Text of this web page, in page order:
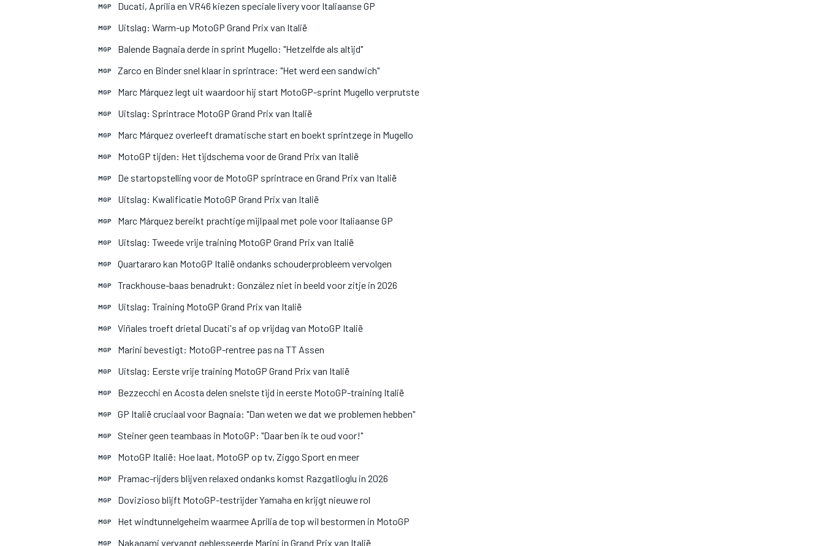
MGP Ducati, Aprilia en VR46 kiezen speciale livery voor Italiaanse GP
MGP Uitslag: Warm-up MotoGP Grand Prix van Italië
MGP Balende Bagnaia derde in sprint Mugello: "Hetzelfde als altijd"
MGP Zarco en Binder snel klaar in sprintrace: "Het werd een sandwich"
MGP Marc Márquez legt uit waardoor hij start MotoGP-sprint Mugello verprutste
MGP Uitslag: Sprintrace MotoGP Grand Prix van Italië
MGP Marc Márquez overleeft dramatische start en boekt sprintzege in Mugello
MGP MotoGP tijden: Het tijdschema voor de Grand Prix van Italië
MGP De startopstelling voor de MotoGP sprintrace en Grand Prix van Italië
MGP Uitslag: Kwalificatie MotoGP Grand Prix van Italië
MGP Marc Márquez bereikt prachtige mijlpaal met pole voor Italiaanse GP
MGP Uitslag: Tweede vrije training MotoGP Grand Prix van Italië
MGP Quartararo kan MotoGP Italië ondanks schouderprobleem vervolgen
MGP Trackhouse-baas benadrukt: González niet in beeld voor zitje in 2026
MGP Uitslag: Training MotoGP Grand Prix van Italië
MGP Viñales troeft drietal Ducati's af op vrijdag van MotoGP Italië
MGP Marini bevestigt: MotoGP-rentree pas na TT Assen
MGP Uitslag: Eerste vrije training MotoGP Grand Prix van Italië
MGP Bezzecchi en Acosta delen snelste tijd in eerste MotoGP-training Italië
MGP GP Italië cruciaal voor Bagnaia: "Dan weten we dat we problemen hebben"
MGP Steiner geen teambaas in MotoGP: "Daar ben ik te oud voor!"
MGP MotoGP Italië: Hoe laat, MotoGP op tv, Ziggo Sport en meer
MGP Pramac-rijders blijven relaxed ondanks komst Razgatlioglu in 2026
MGP Dovizioso blijft MotoGP-testrijder Yamaha en krijgt nieuwe rol
MGP Het windtunnelgeheim waarmee Aprilia de top wil bestormen in MotoGP
MGP Nakagami vervangt geblesseerde Marini in Grand Prix van Italië